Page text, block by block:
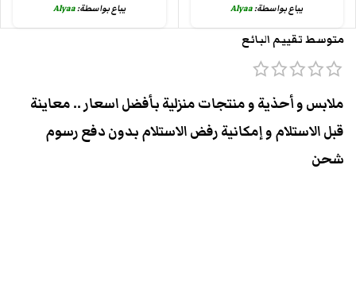
يباع بواسطة:Alyaa يباع بواسطة:Alyaa
متوسط تقييم البائع
ملابس و أحذية و منتجات منزلية بأفضل اسعار .. معاينة
قبل الاستلام و إمكانية رفض الاستلام بدون دفع رسوم
شحن